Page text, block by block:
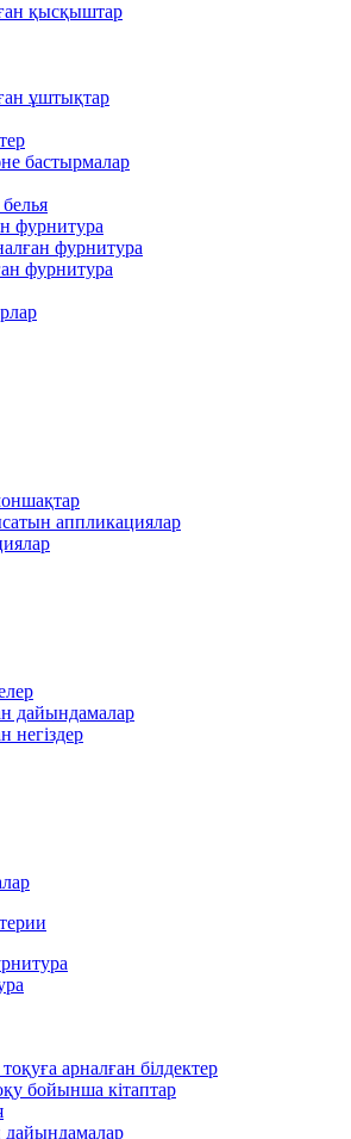
қысқыштар
ұштықтар
бастырмалар
фурнитура
фурнитура
фурнитура
аппликациялар
дайындамалар
негіздер
арналған білдектер
бойынша кітаптар
дайындамалар